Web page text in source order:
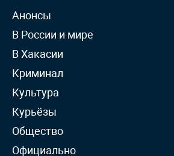
Анонсы
В России и мире
В Хакасии
Криминал
Культура
Курьёзы
Общество
Официально